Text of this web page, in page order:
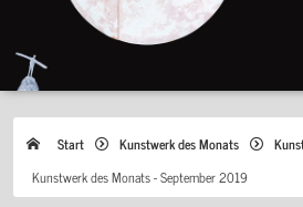
Start Kunstwerk des Monats
Kunstwerk des Monats - September 2019